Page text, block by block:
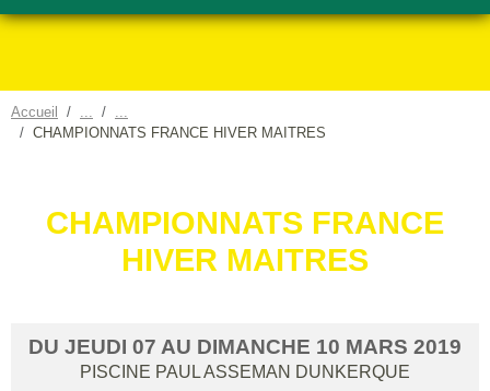
Accueil
CHAMPIONNATS FRANCE HIVER MAITRES
CHAMPIONNATS FRANCE
HIVER MAITRES
DU JEUDI 07 AU DIMANCHE 10 MARS 2019
PISCINE PAUL ASSEMAN DUNKERQUE